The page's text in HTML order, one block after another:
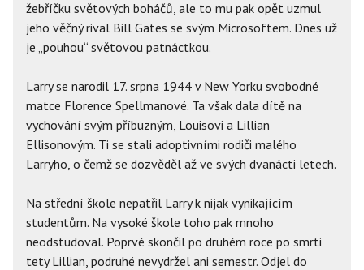
žebříčku světových boháčů, ale to mu pak opět uzmul
jeho věčný rival Bill Gates se svým Microsoftem. Dnes už
je „pouhou“ světovou patnáctkou.
Larry se narodil 17. srpna 1944 v New Yorku svobodné
matce Florence Spellmanové. Ta však dala dítě na
vychování svým příbuzným, Louisovi a Lillian
Ellisonovým. Ti se stali adoptivními rodiči malého
Larryho, o čemž se dozvěděl až ve svých dvanácti letech.
Na střední škole nepatřil Larry k nijak vynikajícím
studentům. Na vysoké škole toho pak mnoho
neodstudoval. Poprvé skončil po druhém roce po smrti
tety Lillian, podruhé nevydržel ani semestr. Odjel do